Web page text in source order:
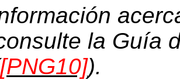
la Guía
[PNG10]).